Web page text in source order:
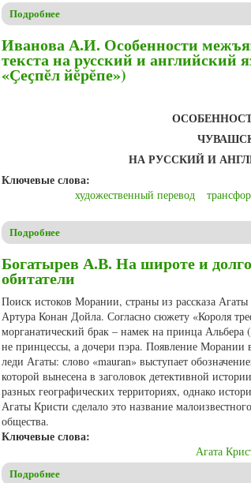
Подробнее
Иванова А.И. Особенности
текста на русский и
«Ҫеҫпĕл йĕрĕпе»)
НА РУССКИЙ И
Ключевые слова:
художественный перевод
Подробнее
Богатырев А.В. На широте и
обитатели
Поиск истоков Морании, страны из рассказа
Артура Конан Дойла. Согласно сюжету «Короля
морганатический брак – намек на принца
не принцессы, а дочери пэра. Появление Морании
леди Агаты: слово «mauran» выступает
которой вынесена в заголовок детективной
разных географических территориях, однако
Агаты Кристи сделало это название
общества.
Ключевые слова:
Агата
Подробнее